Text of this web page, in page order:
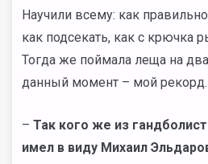
Научили всему: как
как подсекать, как с крючка
Тогда же поймала леща на
данный момент – мой рекорд.
– Так кого же из
имел в виду Михаил